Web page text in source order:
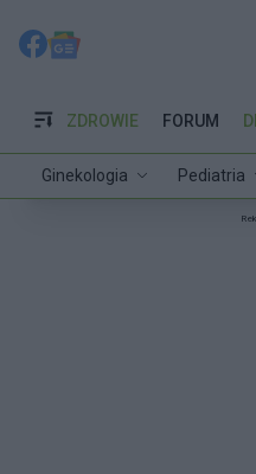
ZDROWIE
Ginekologia Pediatria
FORUM